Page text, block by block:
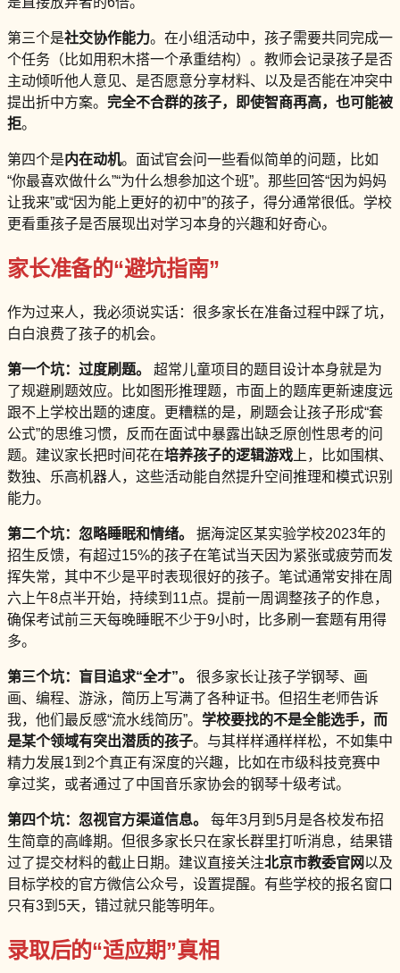
第三个是社交协作能力。在小组活动中，孩子需要共同完成一
个任务（比如用积木搭一个承重结构）。教师会记录孩子是否
主动倾听他人意见、是否愿意分享材料、以及是否能在冲突中
提出折中方案。 完全不合群的孩子，即使智商再高，也可能被
拒。
第四个是内在动机。面试官会问一些看似简单的问题，比如
“你最喜欢做什么”“为什么想参加这个班”。那些回答“因为妈妈
让我来”或“因为能上更好的初中”的孩子，得分通常很低。学校
更看重孩子是否展现出对学习本身的兴趣和好奇心。
家长准备的“避坑指南”
作为过来人，我必须说实话：很多家长在准备过程中踩了坑，
白白浪费了孩子的机会。
第一个坑：过度刷题。
超常儿童项目的题目设计本身就是为
了规避刷题效应。比如图形推理题，市面上的题库更新速度远
跟不上学校出题的速度。更糟糕的是，刷题会让孩子形成“套
公式”的思维习惯，反而在面试中暴露出缺乏原创性思考的问
题。建议家长把时间花在培养孩子的逻辑游戏 上，比如围棋、
数独、乐高机器人，这些活动能自然提升空间推理和模式识别
能力。
第二个坑：忽略睡眠和情绪。
据海淀区某实验学校2023年的
招生反馈，有超过15%的孩子在笔试当天因为紧张或疲劳而发
挥失常，其中不少是平时表现很好的孩子。笔试通常安排在周
六上午8点半开始，持续到11点。提前一周调整孩子的作息，
确保考试前三天每晚睡眠不少于9小时，比多刷一套题有用得
多。
第三个坑：盲目追求“全才”。
很多家长让孩子学钢琴、画
画、编程、游泳，简历上写满了各种证书。但招生老师告诉
我，他们最反感“流水线简历”。 学校要找的不是全能选手，而
是某个领域有突出潜质的孩子。与其样样通样样松，不如集中
精力发展1到2个真正有深度的兴趣，比如在市级科技竞赛中
拿过奖，或者通过了中国音乐家协会的钢琴十级考试。
第四个坑：忽视官方渠道信息。
每年3月到5月是各校发布招
生简章的高峰期。但很多家长只在家长群里打听消息，结果错
过了提交材料的截止日期。建议直接关注北京市教委官网以及
目标学校的官方微信公众号，设置提醒。有些学校的报名窗口
只有3到5天，错过就只能等明年。
录取后的“适应期”真相